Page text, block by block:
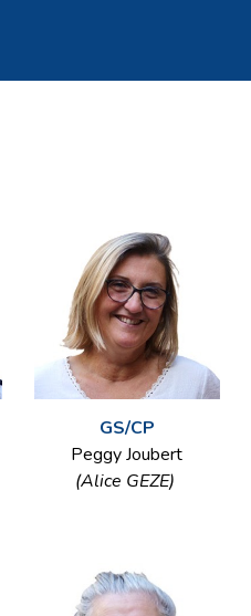
GS/CP
Peggy Joubert
(Alice GEZE)